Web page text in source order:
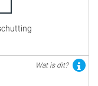
Wat is dit?